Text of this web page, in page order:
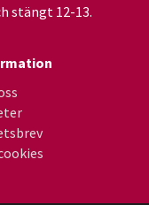
stängt 12-13.